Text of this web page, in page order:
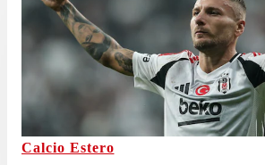
Calcio Estero